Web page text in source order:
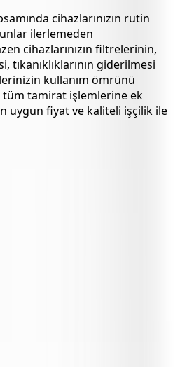
cihazlarınızın rutin
ilerlemeden
cihazlarınızın filtrelerinin,
giderilmesi
kullanım ömrünü
tüm tamirat işlemlerine ek
uygun fiyat ve kaliteli işçilik ile